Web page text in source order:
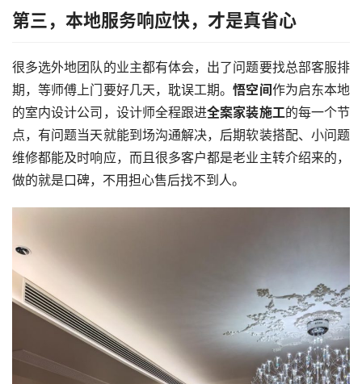
第三，本地服务响应快，才是真省心
很多选外地团队的业主都有体会，出了问题要找总部客服排
期，等师傅上门要好几天，耽误工期。悟空间作为启东本地
的室内设计公司，设计师全程跟进全案家装施工的每一个节
点，有问题当天就能到场沟通解决，后期软装搭配、小问题
维修都能及时响应，而且很多客户都是老业主转介绍来的，
做的就是口碑，不用担心售后找不到人。